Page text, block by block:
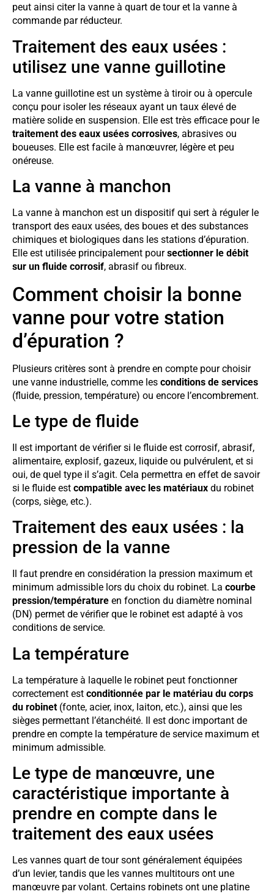
peut ainsi citer la vanne à quart de tour et la vanne à
commande par réducteur.
Traitement des eaux usées :
utilisez une vanne guillotine
La vanne guillotine est un système à tiroir ou à opercule
conçu pour isoler les réseaux ayant un taux élevé de
matière solide en suspension. Elle est très efficace pour le
traitement des eaux usées corrosives, abrasives ou
boueuses. Elle est facile à manœuvrer, légère et peu
onéreuse.
La vanne à manchon
La vanne à manchon est un dispositif qui sert à réguler le
transport des eaux usées, des boues et des substances
chimiques et biologiques dans les stations d’épuration.
Elle est utilisée principalement poursectionner le débit
sur un fluide corrosif, abrasif ou fibreux.
Comment choisir la bonne
vanne pour votre station
d’épuration ?
Plusieurs critères sont à prendre en compte pour choisir
une vanne industrielle, comme les conditions de services
(fluide, pression, température) ou encore l’encombrement.
Le type de fluide
Il est important de vérifier si le fluide est corrosif, abrasif,
alimentaire, explosif, gazeux, liquide ou pulvérulent, et si
oui, de quel type il s’agit. Cela permettra en effet de savoir
si le fluide est compatible avec les matériaux du robinet
(corps, siège, etc.).
Traitement des eaux usées : la
pression de la vanne
Il faut prendre en considération la pression maximum et
minimum admissible lors du choix du robinet. La courbe
pression/température en fonction du diamètre nominal
(DN) permet de vérifier que le robinet est adapté à vos
conditions de service.
La température
La température à laquelle le robinet peut fonctionner
correctement est conditionnée par le matériau du corps
du robinet (fonte, acier, inox, laiton, etc.), ainsi que les
sièges permettant l’étanchéité. Il est donc important de
prendre en compte la température de service maximum et
minimum admissible.
Le type de manœuvre, une
caractéristique importante à
prendre en compte dans le
traitement des eaux usées
Les vannes quart de tour sont généralement équipées
d’un levier, tandis que les vannes multitours ont une
manœuvre par volant. Certains robinets ont une platine